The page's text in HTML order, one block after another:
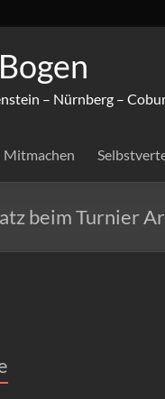
– Nürnberg –
Mitmachen
beim Turnier